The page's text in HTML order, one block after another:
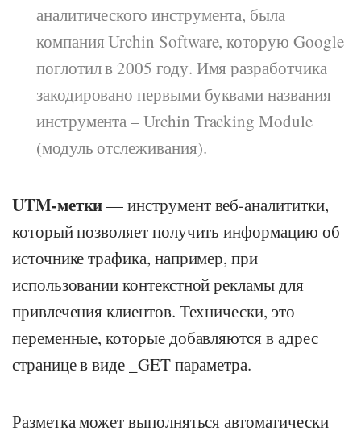
аналитического инструмента, была
компания Urchin Software, которую Google
поглотил в 2005 году. Имя разработчика
закодировано первыми буквами названия
инструмента – Urchin Tracking Module
(модуль отслеживания).
UTM-метки— инструмент веб-аналититки,
который позволяет получить информацию об
источнике трафика, например, при
использовании контекстной рекламы для
привлечения клиентов. Технически, это
переменные, которые добавляются в адрес
странице в виде _GET параметра.
Разметка может выполняться автоматически